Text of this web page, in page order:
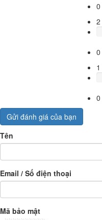
0
2
0
1
0
Gửi đánh giá của bạn
Tên
Email / Số điện thoại
Mã bảo mật